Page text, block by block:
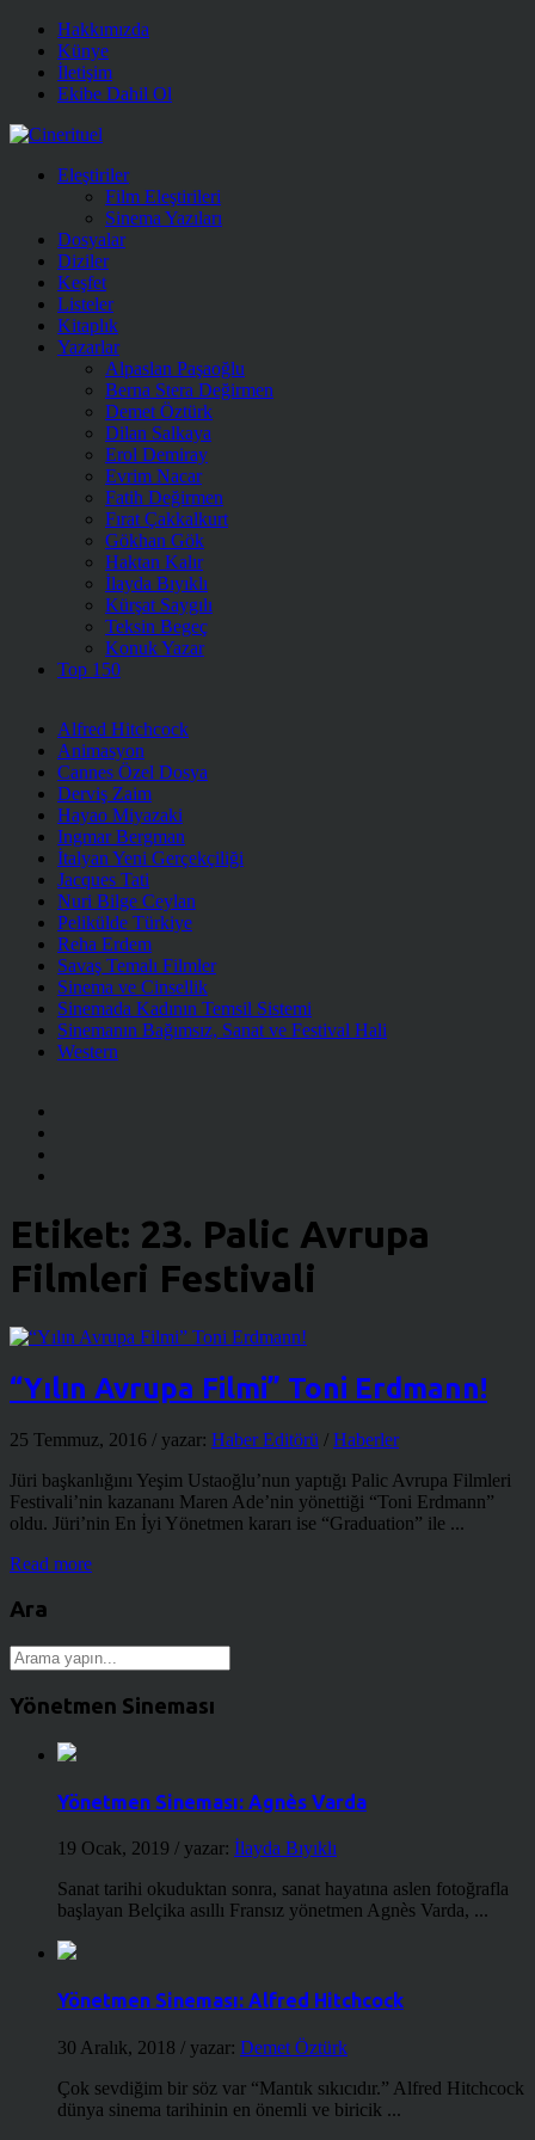
Hakkımızda
Künye
İletişim
Ekibe Dahil Ol
Eleştiriler
Film Eleştirileri
Sinema Yazıları
Dosyalar
Diziler
Keşfet
Listeler
Kitaplık
Yazarlar
Alpaslan Paşaoğlu
Berna Stera Değirmen
Demet Öztürk
Dilan Salkaya
Erol Demiray
Evrim Nacar
Fatih Değirmen
Fırat Çakkalkurt
Gökhan Gök
Haktan Kalır
İlayda Bıyıklı
Kürşat Saygılı
Teksin Begeç
Konuk Yazar
Top 150
Alfred Hitchcock
Animasyon
Cannes Özel Dosya
Derviş Zaim
Hayao Miyazaki
Ingmar Bergman
İtalyan Yeni Gerçekçiliği
Jacques Tati
Nuri Bilge Ceylan
Pelikülde Türkiye
Reha Erdem
Savaş Temalı Filmler
Sinema ve Cinsellik
Sinemada Kadının Temsil Sistemi
Sinemanın Bağımsız, Sanat ve Festival Hali
Western
Etiket: 23. Palic Avrupa
Filmleri Festivali
“Yılın Avrupa Filmi” Toni Erdmann!
25 Temmuz, 2016 / yazar: Haber Editörü / Haberler
Jüri başkanlığını Yeşim Ustaoğlu’nun yaptığı Palic Avrupa Filmleri
Festivali’nin kazananı Maren Ade’nin yönettiği “Toni Erdmann”
oldu. Jüri’nin En İyi Yönetmen kararı ise “Graduation” ile ...
Read more
Ara
Yönetmen Sineması
Yönetmen Sineması: Agnès Varda
19 Ocak, 2019 / yazar: İlayda Bıyıklı
Sanat tarihi okuduktan sonra, sanat hayatına aslen fotoğrafla
başlayan Belçika asıllı Fransız yönetmen Agnès Varda, ...
Yönetmen Sineması: Alfred Hitchcock
30 Aralık, 2018 / yazar: Demet Öztürk
Çok sevdiğim bir söz var “Mantık sıkıcıdır.” Alfred Hitchcock
dünya sinema tarihinin en önemli ve biricik ...